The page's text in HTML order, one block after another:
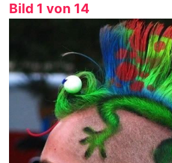
Bild 1 von 14